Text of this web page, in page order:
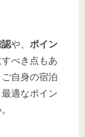
認や、 ポイン
べき点もあ
自身の宿泊
適なポイン